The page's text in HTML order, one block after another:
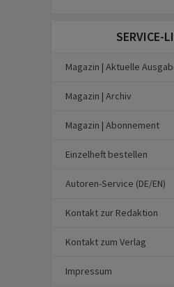
SERVICE-
Magazin | Aktuelle
Magazin | Archiv
Magazin | Abonnement
Einzelheft bestellen
Autoren-Service (DE/EN)
Kontakt zur Redaktion
Kontakt zum Verlag
Impressum